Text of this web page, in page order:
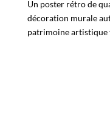
Un poster rétro de
décoration murale
patrimoine artistique